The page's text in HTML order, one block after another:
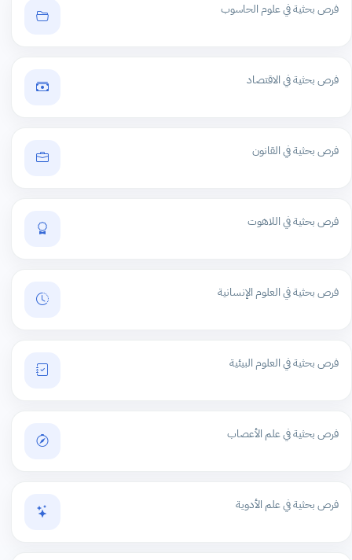
فرص بحثية في علوم الحاسوب
فرص بحثية في الاقتصاد
فرص بحثية في القانون
فرص بحثية في اللاهوت
فرص بحثية في العلوم الإنسانية
فرص بحثية في العلوم البيئية
فرص بحثية في علم الأعصاب
فرص بحثية في علم الأدوية